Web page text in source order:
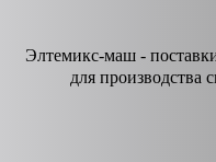
Элтемикс-маш -
для производства